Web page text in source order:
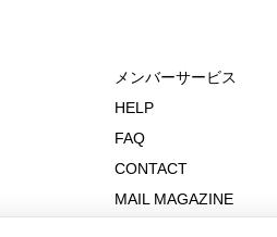
メンバーサービス
HELP
FAQ
CONTACT
MAIL MAGAZINE